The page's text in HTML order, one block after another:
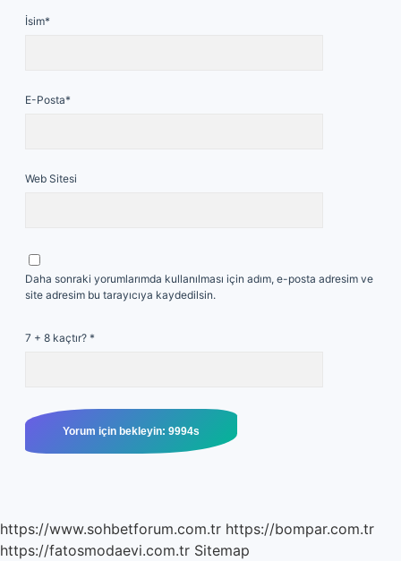
İsim*
E-Posta*
Web Sitesi
Daha sonraki yorumlarımda kullanılması için adım, e-posta adresim ve
site adresim bu tarayıcıya kaydedilsin.
7 + 8 kaçtır? *
https://www.sohbetforum.com.tr https://bompar.com.tr
https://fatosmodaevi.com.tr Sitemap